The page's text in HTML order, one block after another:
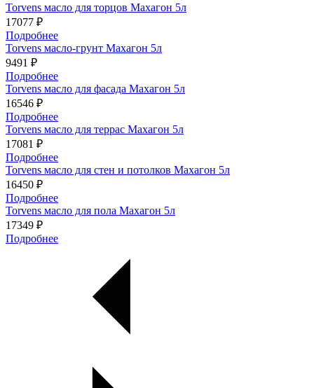
Torvens масло для торцов Махагон 5л
17077 ₽
Подробнее
Torvens масло-грунт Махагон 5л
9491 ₽
Подробнее
Torvens масло для фасада Махагон 5л
16546 ₽
Подробнее
Torvens масло для террас Махагон 5л
17081 ₽
Подробнее
Torvens масло для стен и потолков Махагон 5л
16450 ₽
Подробнее
Torvens масло для пола Махагон 5л
17349 ₽
Подробнее